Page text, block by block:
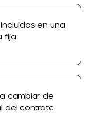
en una
fija
cambiar de
del contrato